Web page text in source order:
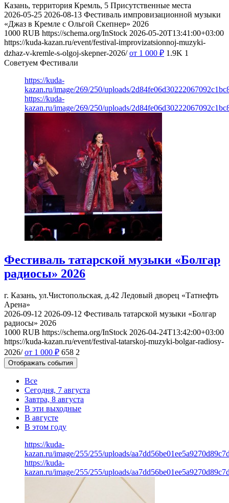
Казань, территория Кремль, 5 Присутственные места
2026-05-25 2026-08-13 Фестиваль импровизационной музыки
«Джаз в Кремле с Ольгой Скепнер» 2026
1000 RUB https://schema.org/InStock 2026-05-20T13:41:00+03:00
https://kuda-kazan.ru/event/festival-improvizatsionnoj-muzyki-
dzhaz-v-kremle-s-olgoj-skepner-2026/ от 1 000 ₽ 1.9K 1
Советуем Фестивали
https://kuda-
kazan.ru/image/269/250/uploads/
https://kuda-
kazan.ru/image/269/250/uploads/
Фестиваль татарской музыки «Болгар
радиосы» 2026
г. Казань, ул.Чистопольская, д.42 Ледовый дворец «Татнефть
Арена»
2026-09-12 2026-09-12 Фестиваль татарской музыки «Болгар
радиосы» 2026
1000 RUB https://schema.org/InStock 2026-04-24T13:42:00+03:00
https://kuda-kazan.ru/event/festival-tatarskoj-muzyki-bolgar-radiosy-
2026/ от 1 000 ₽ 658 2
Отображать события
Все
Сегодня, 7 августа
Завтра, 8 августа
В эти выходные
В августе
В этом году
https://kuda-
kazan.ru/image/255/255/uploads/
https://kuda-
kazan.ru/image/255/255/uploads/